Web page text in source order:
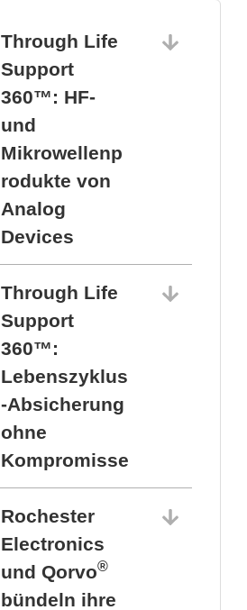
Through Life
Support
360™: HF-
und
Mikrowellenp
rodukte von
Analog
Devices
Through Life
Support
360™:
Lebenszyklus
-Absicherung
ohne
Kompromisse
Rochester
Electronics
und Qorvo®
bündeln ihre